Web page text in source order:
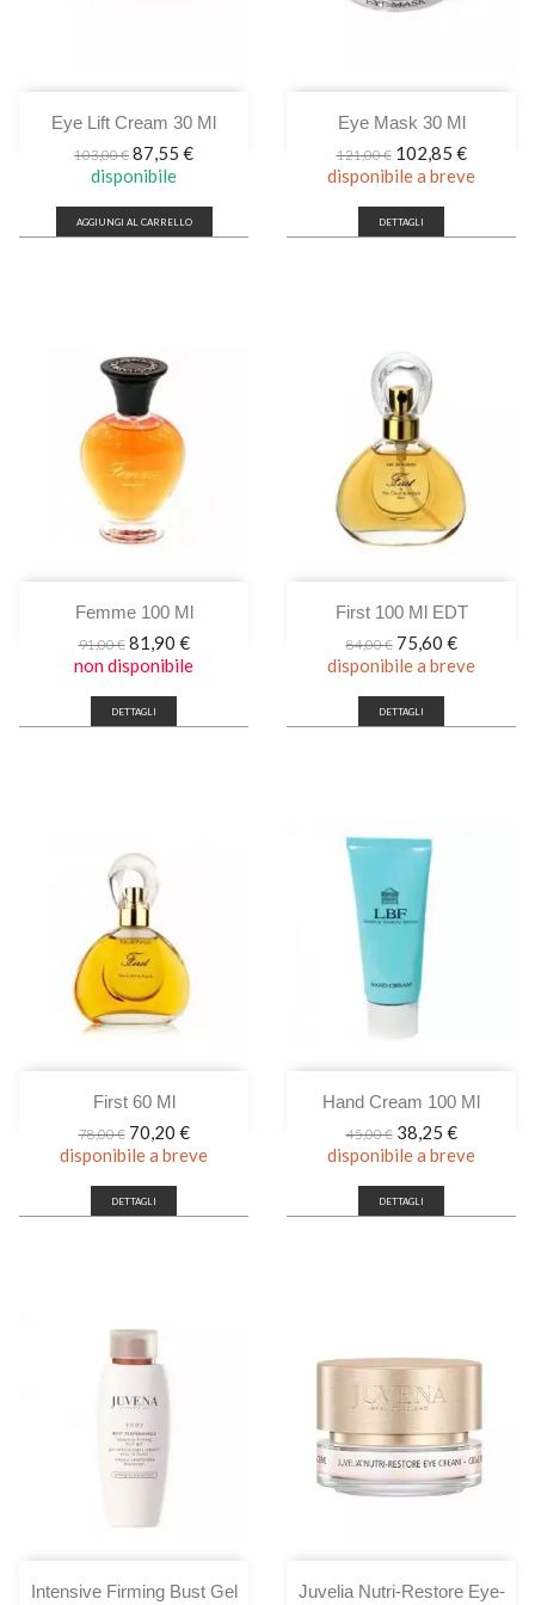
Eye Lift Cream 30 Ml
Prezzo
base
103,00 € Prezzo
87,55 €
disponibile
AGGIUNGI AL CARRELLO
Eye Mask 30 Ml
Prezzo
base
121,00 € Prezzo
102,85 €
disponibile a breve
DETTAGLI
Femme 100 Ml
Prezzo
base
91,00 € Prezzo
81,90 €
non disponibile
DETTAGLI
First 100 Ml EDT
Prezzo
base
84,00 € Prezzo
75,60 €
disponibile a breve
DETTAGLI
First 60 Ml
Prezzo
base
78,00 € Prezzo
70,20 €
disponibile a breve
DETTAGLI
Hand Cream 100 Ml
Prezzo
base
45,00 € Prezzo
38,25 €
disponibile a breve
DETTAGLI
Intensive Firming Bust Gel
Juvelia Nutri-Restore Eye-